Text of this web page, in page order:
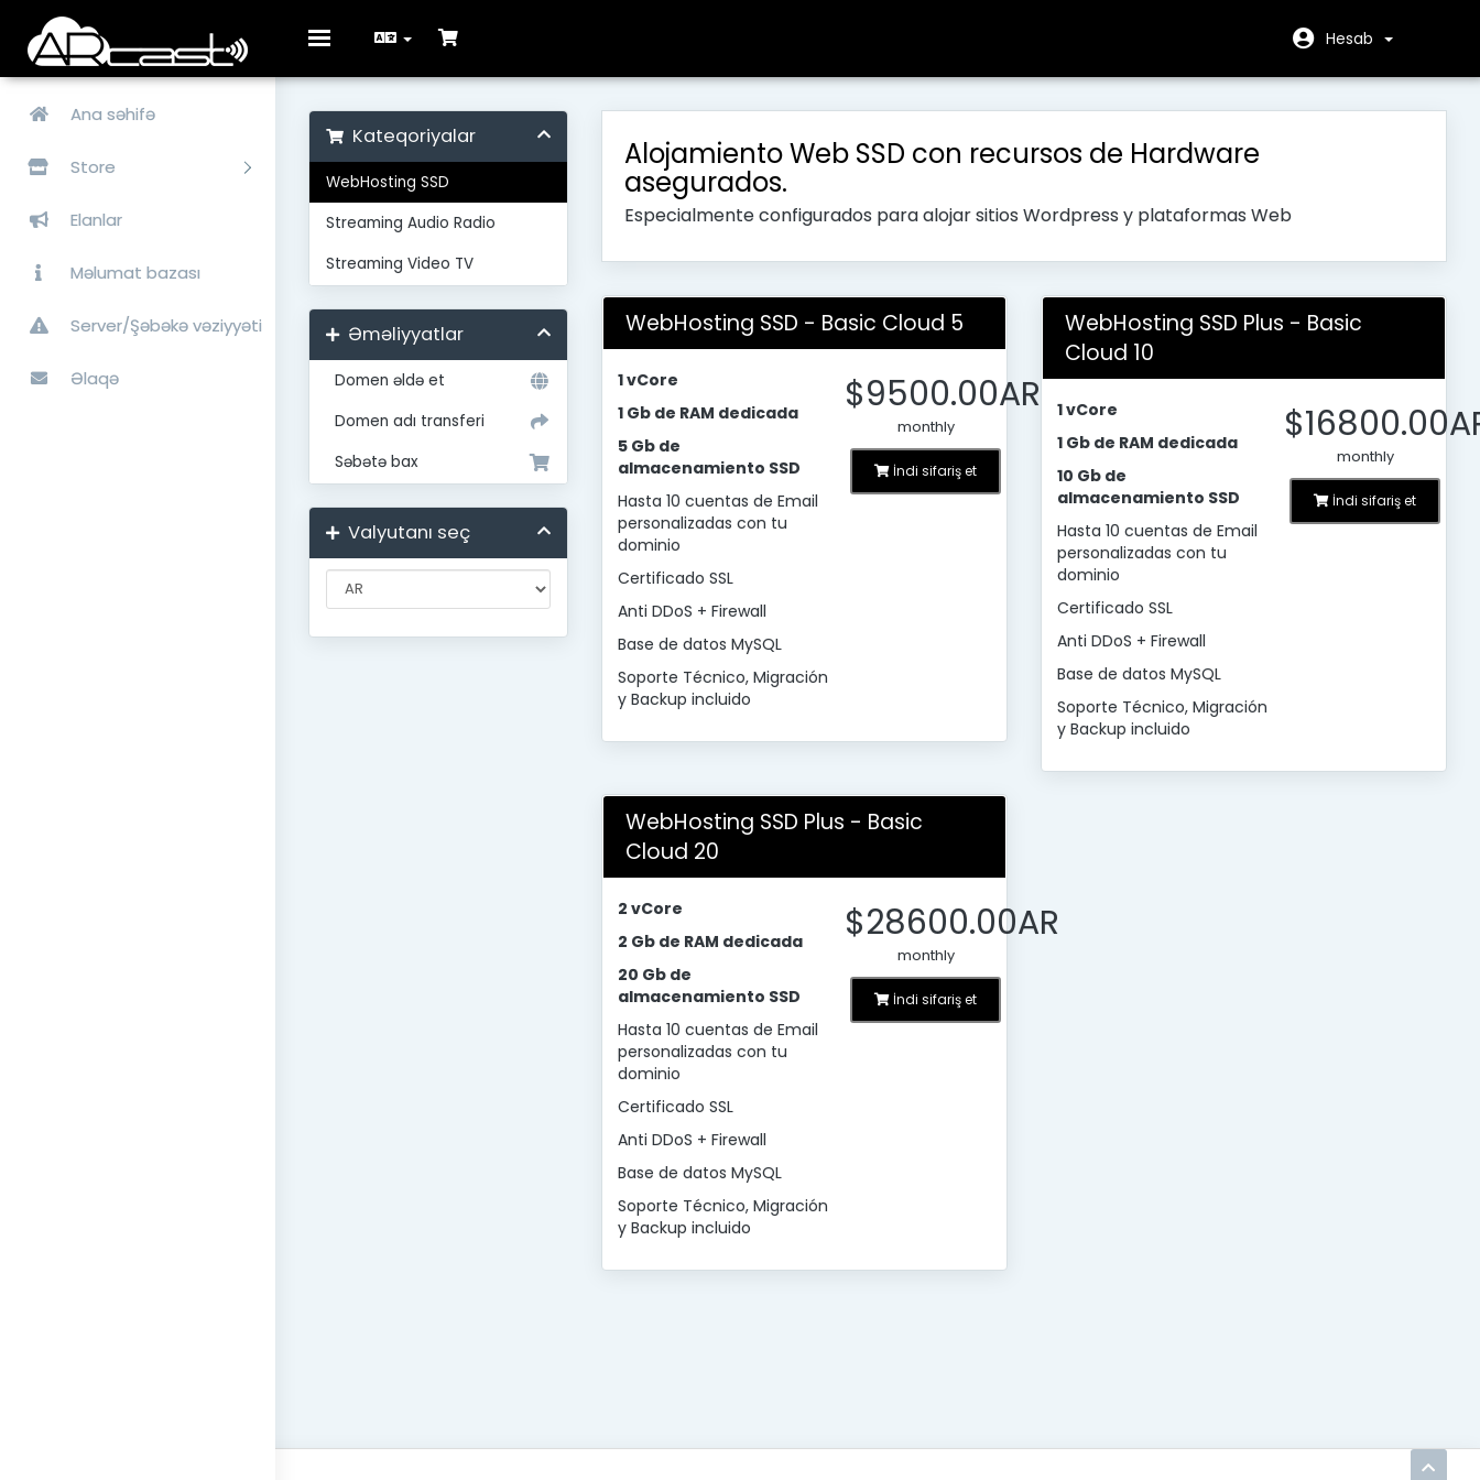
Toggle
Hesab
Ana səhifə
Store
Elanlar
Məlumat bazası
Server/Şəbəkə vəziyyəti
Əlaqə
Alojamiento Web SSD con recursos de Hardware
asegurados.
Especialmente configurados para alojar sitios Wordpress y plataformas Web
Kateqoriyalar
WebHosting SSD
Streaming Audio Radio
Streaming Video TV
Əməliyyatlar
Domen əldə et
Domen adı transferi
Səbətə bax
Valyutanı seç
WebHosting SSD - Basic Cloud 5
1 vCore
1 Gb de RAM dedicada
5 Gb de
almacenamiento SSD
Hasta 10 cuentas de Email
personalizadas con tu
dominio
Certificado SSL
Anti DDoS + Firewall
Base de datos MySQL
Soporte Técnico, Migración
y Backup incluido
$9500.00AR
monthly
İndi sifariş et
WebHosting SSD Plus - Basic
Cloud 10
1 vCore
1 Gb de RAM dedicada
10 Gb de
almacenamiento SSD
Hasta 10 cuentas de Email
personalizadas con tu
dominio
Certificado SSL
Anti DDoS + Firewall
Base de datos MySQL
Soporte Técnico, Migración
y Backup incluido
monthly
İndi sifariş et
WebHosting SSD Plus - Basic
Cloud 20
2 vCore
2 Gb de RAM dedicada
20 Gb de
almacenamiento SSD
Hasta 10 cuentas de Email
personalizadas con tu
dominio
Certificado SSL
Anti DDoS + Firewall
Base de datos MySQL
Soporte Técnico, Migración
y Backup incluido
$28600.00AR
monthly
İndi sifariş et